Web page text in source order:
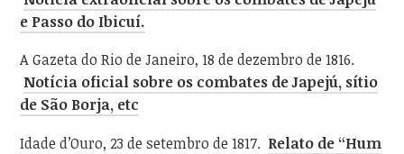
e Passo do Ibicuí.
A Gazeta do Rio de Janeiro, 18 de dezembro de 1816.
Notícia oficial sobre os combates de Japejú, sítio
de São Borja, etc
Idade d’Ouro, 23 de setembro de 1817. Relato de “Hum